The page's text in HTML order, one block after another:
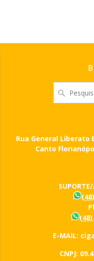
por:
Rua General Liberato
Canto
(48)
E-MAIL:
CNPJ: